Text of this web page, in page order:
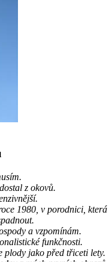
z okovů.
1980, v porodnici, která
a vzpomínám.
funkčnosti.
plody jako před třiceti lety.